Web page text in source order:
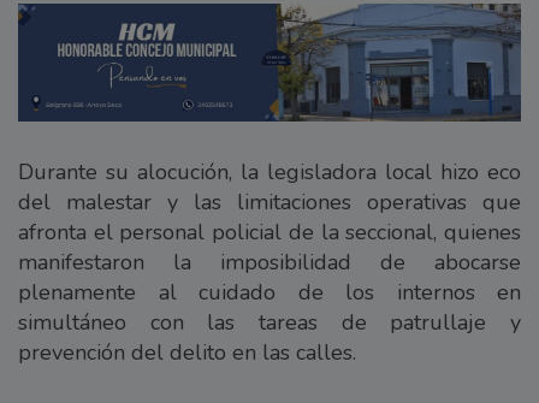
Durante su alocución, la legisladora local hizo eco
del malestar y las limitaciones operativas que
afronta el personal policial de la seccional, quienes
manifestaron la imposibilidad de abocarse
plenamente al cuidado de los internos en
simultáneo con las tareas de patrullaje y
prevención del delito en las calles.